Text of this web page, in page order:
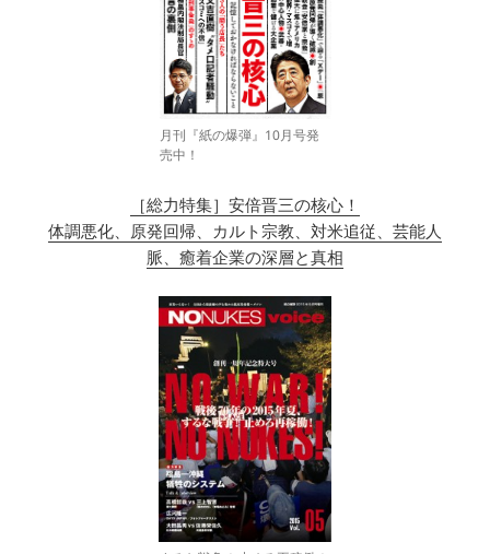
月刊『紙の爆弾』10月号発
売中！
［総力特集］安倍晋三の核心！
体調悪化、原発回帰、カルト宗教、対米追従、芸能人
脈、癒着企業の深層と真相